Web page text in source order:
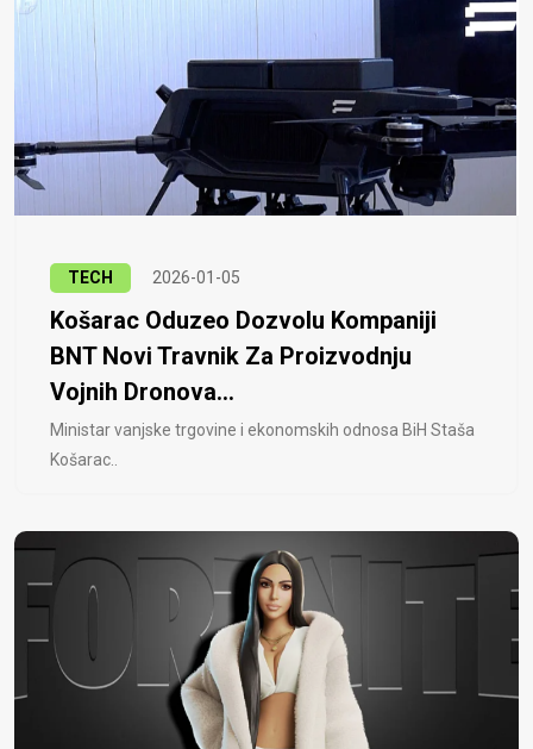
TECH 2026-01-05
Košarac Oduzeo Dozvolu Kompaniji
BNT Novi Travnik Za Proizvodnju
Vojnih Dronova...
Ministar vanjske trgovine i ekonomskih odnosa BiH Staša
Košarac..